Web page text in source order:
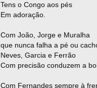
Tens o Congo aos pés
Em adoração.
Com João, Jorge e Muralha
que nunca falha a pé ou
Neves, Garcia e Ferrão
Com precisão conduzem a
Com Fernandes sempre à